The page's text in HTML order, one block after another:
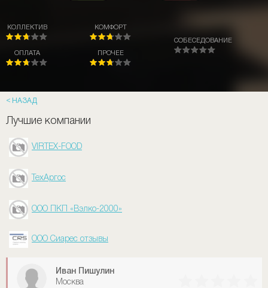
КОЛЛЕКТИВ
ОПЛАТА
КОМФОРТ
ПРОЧЕЕ
СОБЕСЕДОВАНИЕ
НАЗАД
Лучшие компании
VIRTEX-FOOD
ТехАргос
ООО ПКП «Вэлко-2000»
ООО Сиарес отзывы
Иван Пишулин
Москва